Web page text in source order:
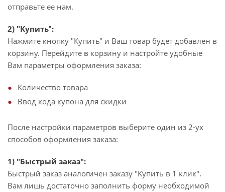
отправьте ее нам.
2) "Купить":
Нажмите кнопку "Купить" и Ваш товар будет добавлен в
корзину. Перейдите в корзину и настройте удобные
Вам параметры оформления заказа:
Количество товара
Ввод кода купона для скидки
После настройки параметров выберите один из 2-ух
способов оформления заказа:
1) "Быстрый заказ":
Быстрый заказ аналогичен заказу "Купить в 1 клик".
Вам лишь достаточно заполнить форму необходимой